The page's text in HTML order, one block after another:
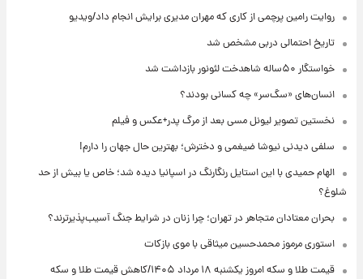
روایت رامین پرچمی از کاری که مهران مدیری برایش انجام داد/ویدیو
تاریخ احتمالی دربی مشخص شد
خواستگار ۵۰ساله شاهدخت لئونور بازداشت شد
انسان‌های «سگ‌سر» چه کسانی بودند؟
نخستین تصویر لیونل مسی بعد از مرگ پدر+عکس و فیلم
سلفی دیدنی نیوشا ضیغمی و دخترش؛ بهترین حال جهان را دارم!
الهام حمیدی با این استایل رنگارنگ در اسپانیا دیده شد؛ خاص یا بیش از حد
شلوغ؟
بحران معتادان متجاهر در تهران؛ چرا زنان در شرایط جنگ آسیب‌پذیرترند؟
استوری مرموز محمدحسین میثاقی با موی بازکات
قیمت طلا و سکه امروز یکشنبه ۱۸ مرداد ۱۴۰۵/کاهش قیمت طلا و سکه